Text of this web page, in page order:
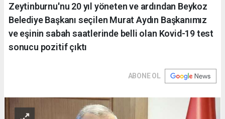
Zeytinburnu'nu 20 yıl yöneten ve ardından Beykoz
Belediye Başkanı seçilen Murat Aydın Başkanımız
ve eşinin sabah saatlerinde belli olan Kovid-19 test
sonucu pozitif çıktı
ABONE OL